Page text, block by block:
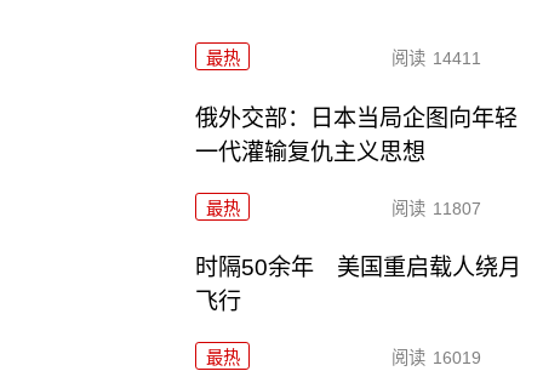
最热 阅读 14411
俄外交部：日本当局企图向年轻
一代灌输复仇主义思想
最热 阅读 11807
时隔50余年 美国重启载人绕月
飞行
最热 阅读 16019